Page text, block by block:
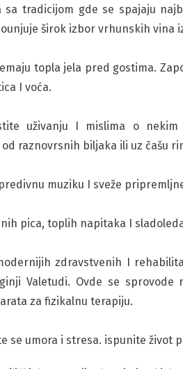
tradicijom gde se spajaju
širok izbor vrhunskih vina
topla jela pred gostima.
I voća.
uživanju I mislima o nekim
raznovrsnih biljaka ili uz čašu
muziku I sveže
pica, toplih napitaka I
zdravstvenih I
Valetudi. Ovde se
za fizikalnu terapiju.
se umora i stresa. ispunite život